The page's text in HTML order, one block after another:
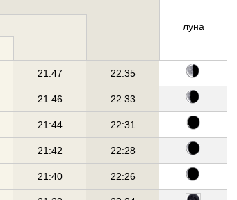
луна
21:47 22:35
21:46 22:33
21:44 22:31
21:42 22:28
21:40 22:26